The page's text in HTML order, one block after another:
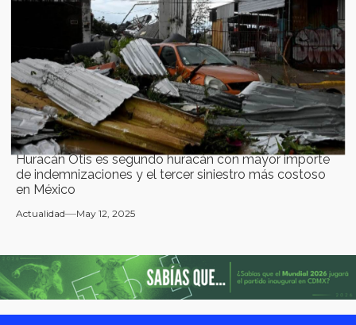
Huracán Otis es segundo huracán con mayor importe
de indemnizaciones y el tercer siniestro más costoso
en México
Actualidad May 12, 2025